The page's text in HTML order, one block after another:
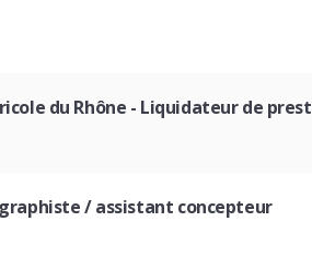
du Rhône - Liquidateur de
/ assistant concepteur